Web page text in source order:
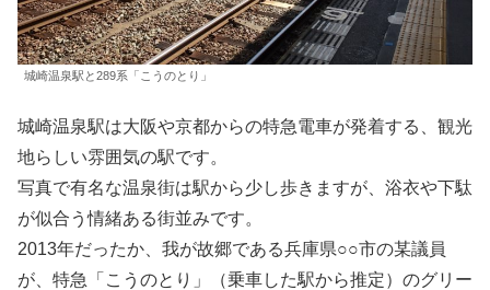
城崎温泉駅と289系「こうのとり」
城崎温泉駅は大阪や京都からの特急電車が発着する、観光
地らしい雰囲気の駅です。
写真で有名な温泉街は駅から少し歩きますが、浴衣や下駄
が似合う情緒ある街並みです。
2013年だったか、我が故郷である兵庫県○○市の某議員
が、特急「こうのとり」（乗車した駅から推定）のグリー